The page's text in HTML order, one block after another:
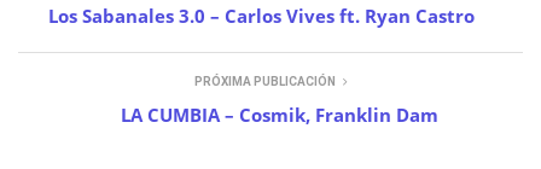
Los Sabanales 3.0 – Carlos Vives ft. Ryan Castro
PRÓXIMA PUBLICACIÓN
LA CUMBIA – Cosmik, Franklin Dam